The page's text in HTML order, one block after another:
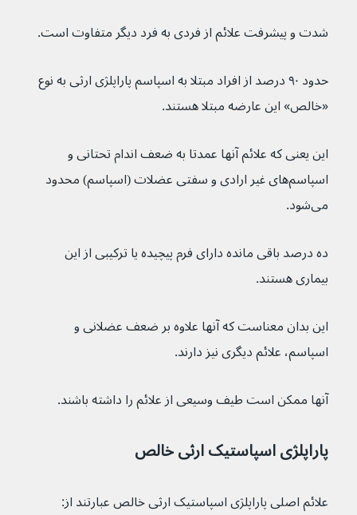
شدت و پیشرفت علائم از فردی به فرد دیگر متفاوت است.
حدود ۹۰ درصد از افراد مبتلا به اسپاسم پاراپلژی ارثی به نوع
«خالص» این عارضه مبتلا هستند.
این یعنی که علائم آنها عمدتا به ضعف اندام تحتانی و
اسپاسم‌های غیر ارادی و سفتی عضلات (اسپاسم) محدود
می‌شود.
ده درصد باقی مانده دارای فرم پیچیده یا ترکیبی از این
بیماری هستند.
این بدان معناست که آنها علاوه بر ضعف عضلانی و
اسپاسم، علائم دیگری نیز دارند.
آنها ممکن است طیف وسیعی از علائم را داشته باشند.
پاراپلژی اسپاستیک ارثی خالص
علائم اصلی پاراپلژی اسپاستیک ارثی خالص عبارتند از: